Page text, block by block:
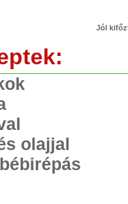
Jól
olajjal